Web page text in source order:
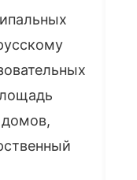
домов,